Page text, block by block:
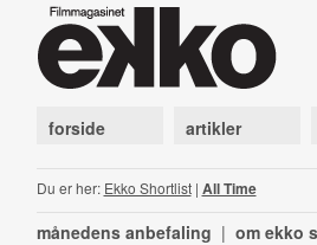
forside artikler
Du er her: Ekko Shortlist| All Time
månedens anbefaling | om ekko